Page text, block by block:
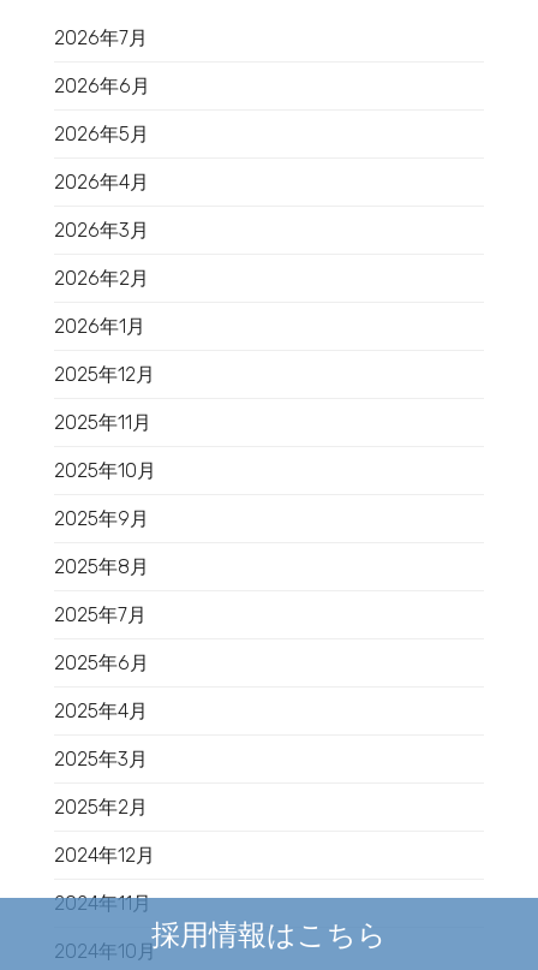
2026年7月
2026年6月
2026年5月
2026年4月
2026年3月
2026年2月
2026年1月
2025年12月
2025年11月
2025年10月
2025年9月
2025年8月
2025年7月
2025年6月
2025年4月
2025年3月
2025年2月
2024年12月
2024年11月
2024年10月採用情報はこちら